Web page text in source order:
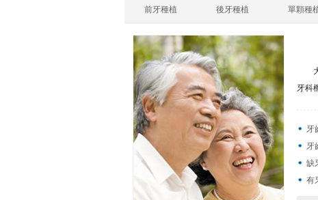
前牙種植 後牙種植 單顆種
牙科
牙